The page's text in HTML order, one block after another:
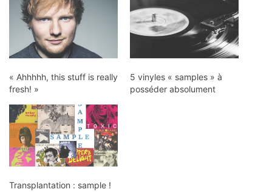
« Ahhhhh, this stuff is really
fresh! »
5 vinyles « samples » à
posséder absolument
Transplantation : sample !